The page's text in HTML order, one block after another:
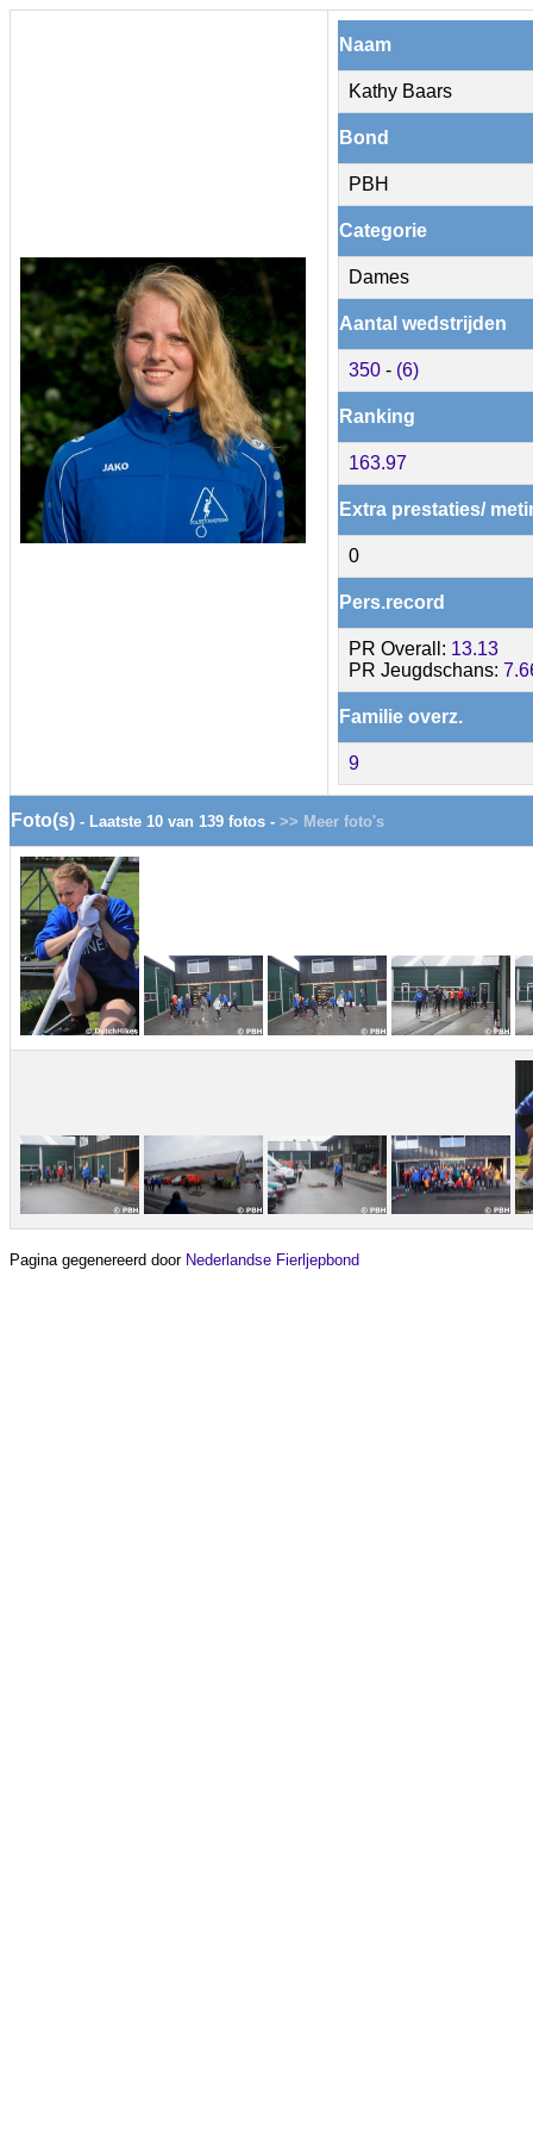
Naam
Kathy Baars
Bond
PBH
Categorie
Dames
Aantal wedstrijden
350 - (6)
Ranking
163.97
Extra prestaties/
0
Pers.record
PR Overall: 13.13
PR Jeugdschans:
Familie overz.
9
Foto(s) - Laatste 10 van 139 fotos - >> Meer foto's
Pagina gegenereerd door Nederlandse Fierljepbond